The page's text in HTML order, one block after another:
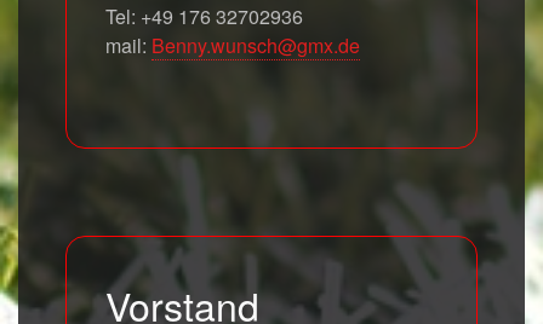
Tel: +49 176 32702936
mail: Benny.wunsch@gmx.de
Vorstand